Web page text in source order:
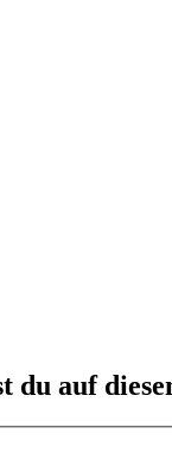
du auf